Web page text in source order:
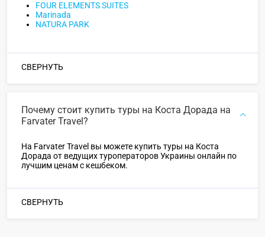
FOUR ELEMENTS SUITES
Marinada
NATURA PARK
СВЕРНУТЬ
Почему стоит купить туры на Коста Дорада на
Farvater Travel?
На Farvater Travel вы можете купить туры на Коста
Дорада от ведущих туроператоров Украины онлайн по
лучшим ценам с кешбеком.
СВЕРНУТЬ